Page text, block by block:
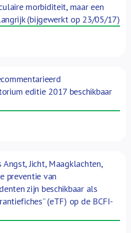
morbiditeit, maar een
(bijgewerkt op 23/05/17)
editie 2017 beschikbaar
Angst, Jicht, Maagklachten,
preventie van
zijn beschikbaar als
(eTF) op de BCFI-